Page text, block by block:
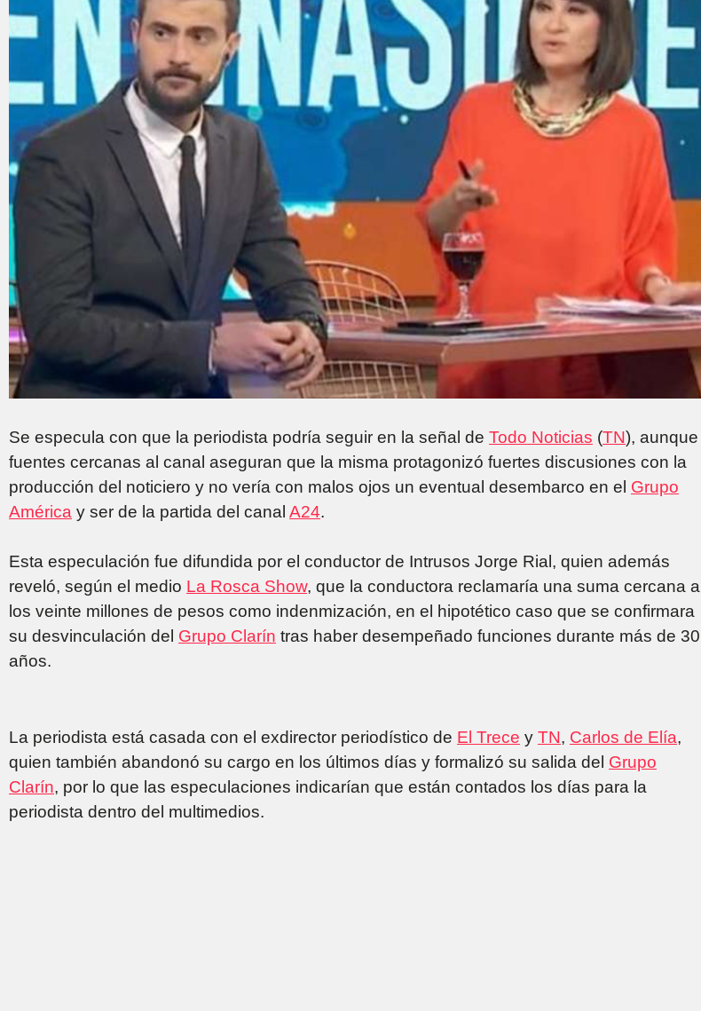
Se especula con que la periodista podría seguir en la señal de Todo Noticias (TN), aunque
fuentes cercanas al canal aseguran que la misma protagonizó fuertes discusiones con la
producción del noticiero y no vería con malos ojos un eventual desembarco en el Grupo
América y ser de la partida del canal A24.
Esta especulación fue difundida por el conductor de Intrusos Jorge Rial, quien además
reveló, según el medio La Rosca Show, que la conductora reclamaría una suma cercana a
los veinte millones de pesos como indenmización, en el hipotético caso que se confirmara
su desvinculación del Grupo Clarín tras haber desempeñado funciones durante más de 30
años.
La periodista está casada con el exdirector periodístico de El Trece y TN, Carlos de Elía,
quien también abandonó su cargo en los últimos días y formalizó su salida del Grupo
Clarín, por lo que las especulaciones indicarían que están contados los días para la
periodista dentro del multimedios.